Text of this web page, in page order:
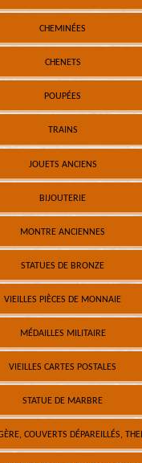
CHEMINÉES
CHENETS
POUPÉES
TRAINS
JOUETS ANCIENS
BIJOUTERIE
MONTRE ANCIENNES
STATUES DE BRONZE
VIEILLES PIÈCES DE MONNAIE
MÉDAILLES MILITAIRE
VIEILLES CARTES POSTALES
STATUE DE MARBRE
COUVERTS DÉPAREILLÉS,